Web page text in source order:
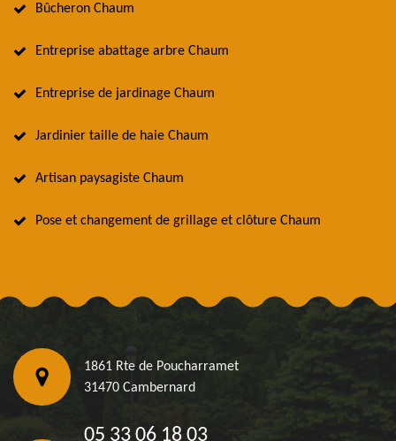
Bûcheron Chaum
Entreprise abattage arbre Chaum
Entreprise de jardinage Chaum
Jardinier taille de haie Chaum
Artisan paysagiste Chaum
Pose et changement de grillage et clôture Chaum
1861 Rte de Poucharramet
31470 Cambernard
05 33 06 18 03